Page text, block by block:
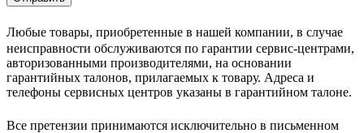
Любые товары, приобретенные в нашей компании, в случае
неисправности обслуживаются по гарантии сервис-центрами,
авторизованными производителями, на основании
гарантийных талонов, прилагаемых к товару. Адреса и
телефоны сервисных центров указаны в гарантийном талоне.
Все претензии принимаются исключительно в письменном